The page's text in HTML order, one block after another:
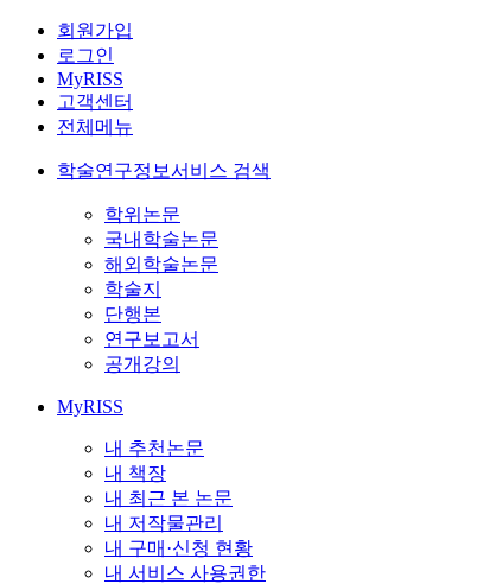
회원가입
로그인
MyRISS
고객센터
전체메뉴
학술연구정보서비스 검색
학위논문
국내학술논문
해외학술논문
학술지
단행본
연구보고서
공개강의
MyRISS
내 추천논문
내 책장
내 최근 본 논문
내 저작물관리
내 구매·신청 현황
내 서비스 사용권한